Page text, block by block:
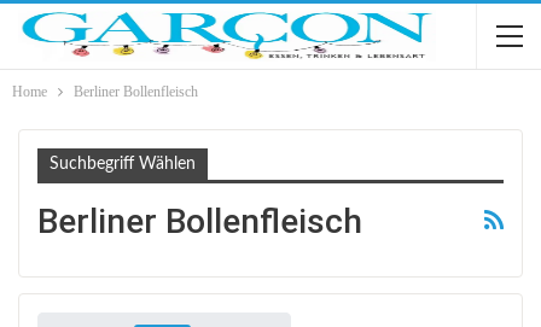
Home Berliner Bollenfleisch
Suchbegriff Wählen
Berliner Bollenfleisch